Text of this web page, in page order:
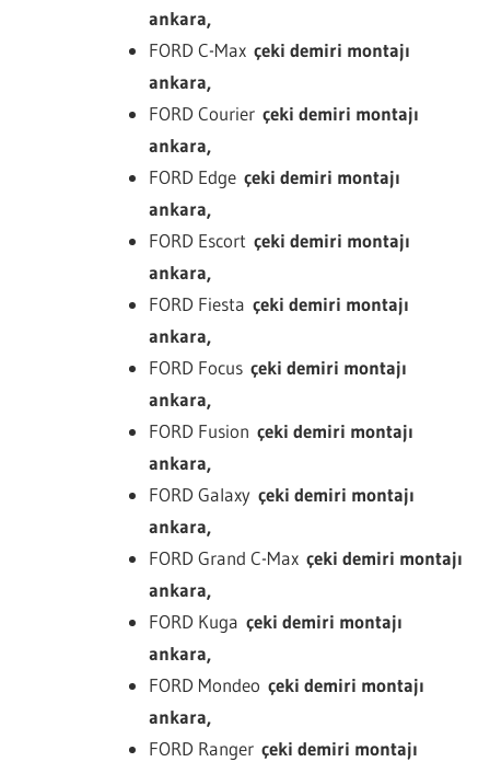
ankara,
FORD C-Max çeki demiri montajı
ankara,
FORD Courier çeki demiri montajı
ankara,
FORD Edge çeki demiri montajı
ankara,
FORD Escort çeki demiri montajı
ankara,
FORD Fiesta çeki demiri montajı
ankara,
FORD Focus çeki demiri montajı
ankara,
FORD Fusion çeki demiri montajı
ankara,
FORD Galaxy çeki demiri montajı
ankara,
FORD Grand C-Max çeki demiri montajı
ankara,
FORD Kuga çeki demiri montajı
ankara,
FORD Mondeo çeki demiri montajı
ankara,
FORD Ranger çeki demiri montajı